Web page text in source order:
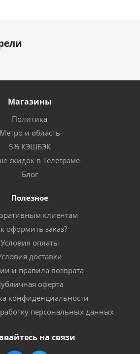
Магазины
Политика
Метро и область
5% КЭШБЭК
скидок в Телеграме
Блог
Полезное
клиентам
оформить заказ?
Условия оплаты
доставки
и правила возврата
оферта
конфиденциальности
персональных данных
на связи